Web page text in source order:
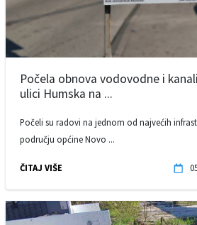
Počela obnova vodovodne i
ulici Humska na ...
Počeli su radovi na jednom od najvećih
području općine Novo ...
ČITAJ VIŠE